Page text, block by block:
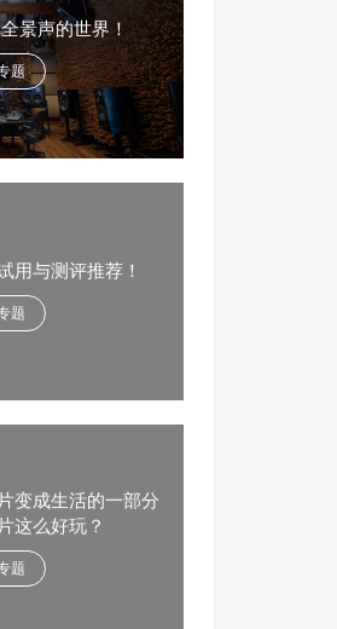
景声的世界！
题
用与测评推荐！
题
变成生活的一部分
这么好玩？
题